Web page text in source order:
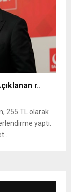
r..
255 TL olarak
yaptı.